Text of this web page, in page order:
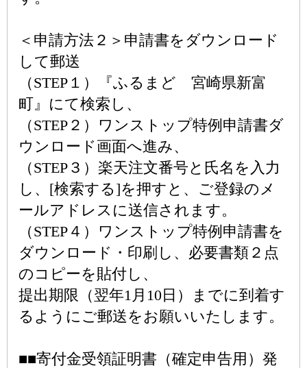
＜申請方法２＞申請書をダウンロード
して郵送
（STEP１）『ふるまど 宮崎県新富
町』にて検索し、
（STEP２）ワンストップ特例申請書ダ
ウンロード画面へ進み、
（STEP３）楽天注文番号と氏名を入力
し、[検索する]を押すと、ご登録のメ
ールアドレスに送信されます。
（STEP４）ワンストップ特例申請書を
ダウンロード・印刷し、必要書類２点
のコピーを貼付し、
提出期限（翌年1月10日）までに到着す
るようにご郵送をお願いいたします。
■■寄付金受領証明書（確定申告用）発